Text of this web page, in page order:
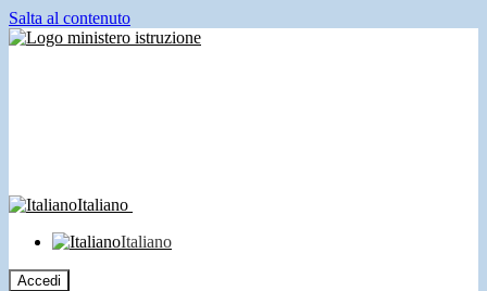
Salta al contenuto
Italiano
Italiano
Accedi